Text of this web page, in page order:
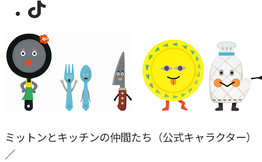
ミットンとキッチンの仲間たち（公式キャラクター）
／